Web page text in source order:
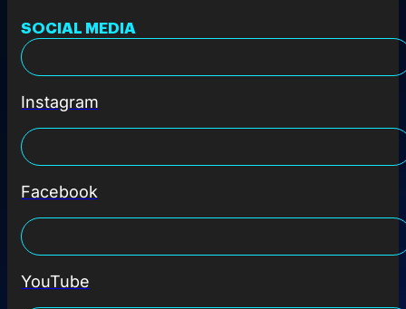
SOCIAL MEDIA
Instagram
Facebook
YouTube